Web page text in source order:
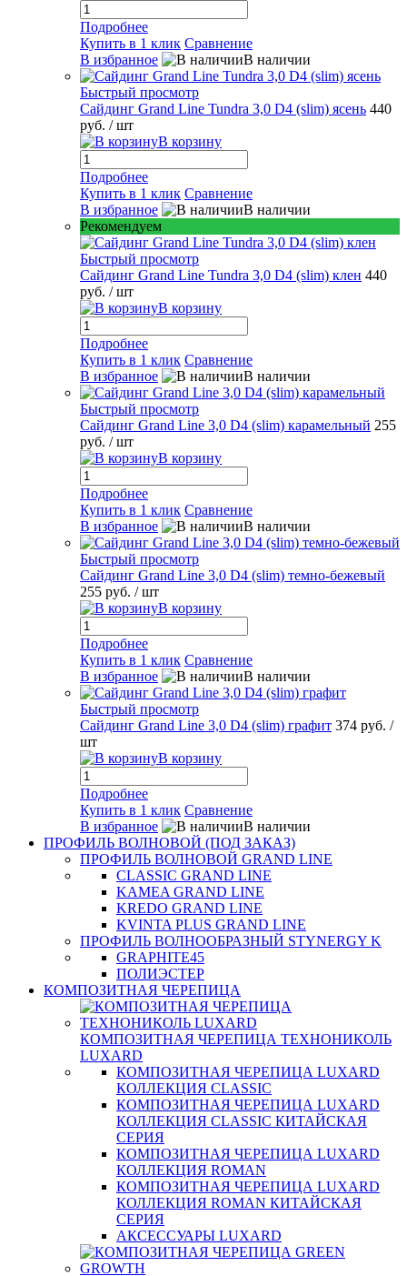
Подробнее
Купить в 1 клик Сравнение
В избранное
В наличии
Быстрый просмотр
Сайдинг Grand Line Tundra 3,0 D4 (slim) ясень 440
руб. / шт
В корзину
Подробнее
Купить в 1 клик Сравнение
В избранное
В наличии
Рекомендуем
Быстрый просмотр
Сайдинг Grand Line Tundra 3,0 D4 (slim) клен 440
руб. / шт
В корзину
Подробнее
Купить в 1 клик Сравнение
В избранное
В наличии
Быстрый просмотр
Сайдинг Grand Line 3,0 D4 (slim) карамельный 255
руб. / шт
В корзину
Подробнее
Купить в 1 клик Сравнение
В избранное
В наличии
Быстрый просмотр
Сайдинг Grand Line 3,0 D4 (slim) темно-бежевый
255 руб. / шт
В корзину
Подробнее
Купить в 1 клик Сравнение
В избранное
В наличии
Быстрый просмотр
Сайдинг Grand Line 3,0 D4 (slim) графит 374 руб. /
шт
В корзину
Подробнее
Купить в 1 клик Сравнение
В избранное
В наличии
ПРОФИЛЬ ВОЛНОВОЙ (ПОД ЗАКАЗ)
ПРОФИЛЬ ВОЛНОВОЙ GRAND LINE
CLASSIC GRAND LINE
KAMEA GRAND LINE
KREDO GRAND LINE
KVINTA PLUS GRAND LINE
ПРОФИЛЬ ВОЛНООБРАЗНЫЙ STYNERGY K
GRAPHITE45
ПОЛИЭСТЕР
КОМПОЗИТНАЯ ЧЕРЕПИЦА
КОМПОЗИТНАЯ ЧЕРЕПИЦА ТЕХНОНИКОЛЬ
LUXARD
КОМПОЗИТНАЯ ЧЕРЕПИЦА LUXARD
КОЛЛЕКЦИЯ CLASSIC
КОМПОЗИТНАЯ ЧЕРЕПИЦА LUXARD
КОЛЛЕКЦИЯ CLASSIC КИТАЙСКАЯ
СЕРИЯ
КОМПОЗИТНАЯ ЧЕРЕПИЦА LUXARD
КОЛЛЕКЦИЯ ROMAN
КОМПОЗИТНАЯ ЧЕРЕПИЦА LUXARD
КОЛЛЕКЦИЯ ROMAN КИТАЙСКАЯ
СЕРИЯ
АКСЕССУАРЫ LUXARD